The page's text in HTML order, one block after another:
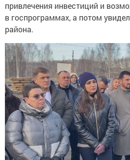
привлечения инвестиций и
в госпрограммах, а потом
района.